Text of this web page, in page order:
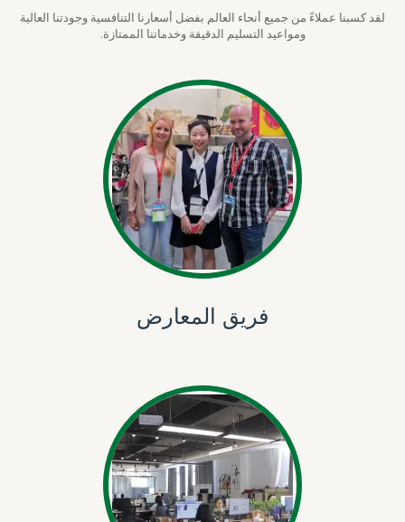
لقد كسبنا عملاءً من جميع أنحاء العالم بفضل أسعارنا التنافسية وجودتنا العالية
ومواعيد التسليم الدقيقة وخدماتنا الممتازة.
فريق المعارض